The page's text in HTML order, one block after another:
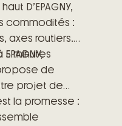
D’EPAGNY,
commodités :
axes routiers.
5 minutes
de
projet de
la promesse :